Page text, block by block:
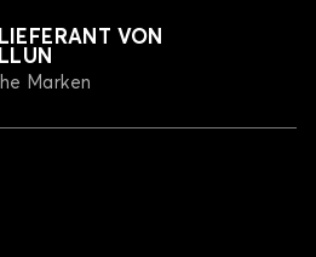
VON
Marken